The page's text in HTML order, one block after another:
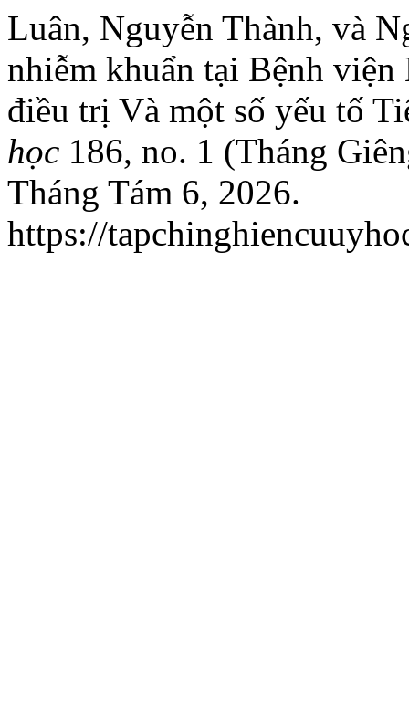
Luân, Nguyễn Thành, và
nhiễm khuẩn tại Bệnh
điều trị Và một số yếu tố
học 186, no. 1 (Tháng
Tháng Tám 6, 2026.
https://